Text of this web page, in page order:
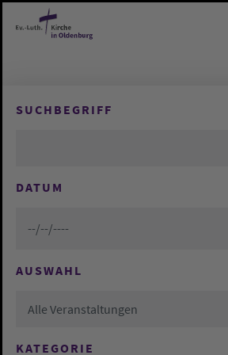
Zum Hauptinhalt springen
SUCHBEGRIFF
DATUM
AUSWAHL
Alle Veranstaltungen
KATEGORIE